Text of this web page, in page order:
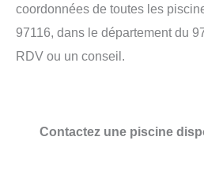
coordonnées de toutes les
97116, dans le département du
RDV ou un conseil.
Contactez une piscine